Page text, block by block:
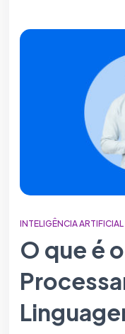
INTELIGÊNCIA ARTIFICIAL
O que é o